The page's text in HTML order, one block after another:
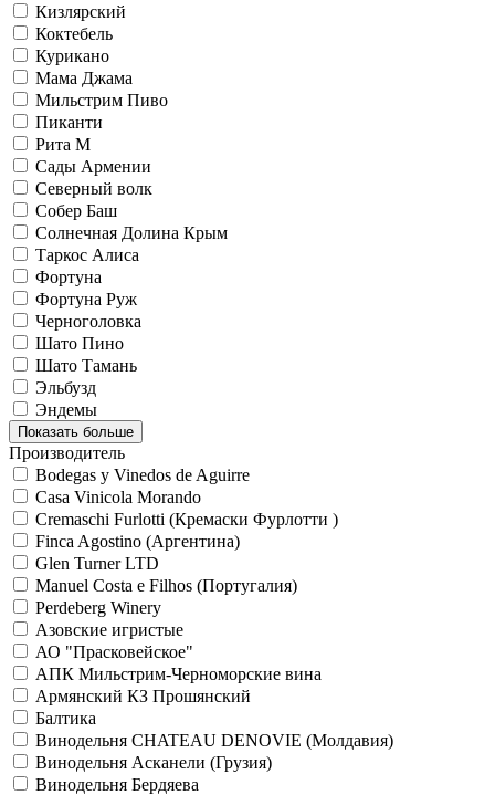
Кизлярский
Коктебель
Курикано
Мама Джама
Мильстрим Пиво
Пиканти
Рита М
Сады Армении
Северный волк
Собер Баш
Солнечная Долина Крым
Таркос Алиса
Фортуна
Фортуна Руж
Черноголовка
Шато Пино
Шато Тамань
Эльбузд
Эндемы
Показать больше
Производитель
Bodegas y Vinedos de Aguirre
Casa Vinicola Morando
Cremaschi Furlotti (Кремаски Фурлотти )
Finca Agostino (Аргентина)
Glen Turner LTD
Manuel Costa e Filhos (Португалия)
Perdeberg Winery
Азовские игристые
АО "Прасковейское"
АПК Мильстрим-Черноморские вина
Армянский КЗ Прошянский
Балтика
Винодельня CHATEAU DENOVIE (Молдавия)
Винодельня Асканели (Грузия)
Винодельня Бердяева